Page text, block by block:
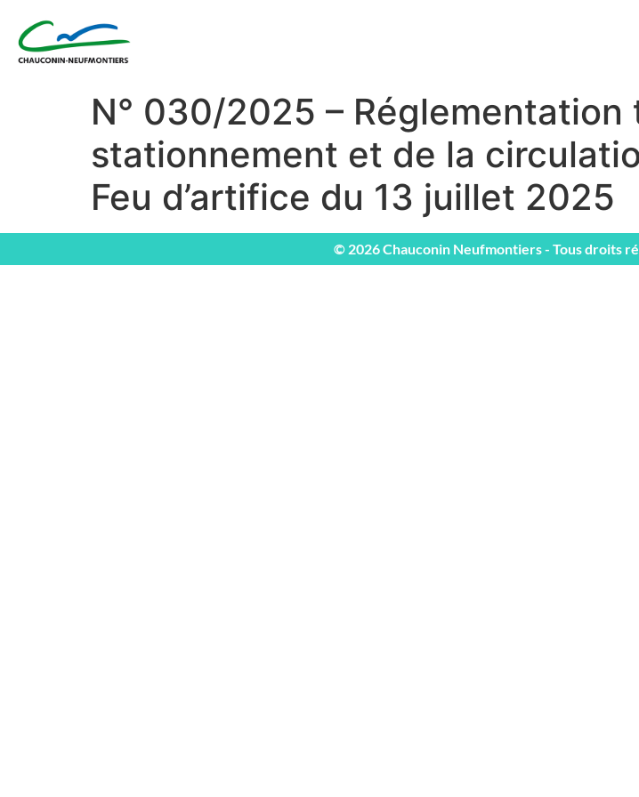
N° 030/2025 – Réglementation
stationnement et de la
Feu d’artifice du 13 juillet 2025
© 2026 Chauconin Neufmontiers - Tous droits